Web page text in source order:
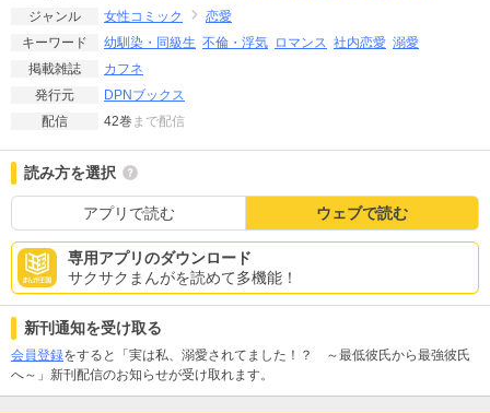
ジャンル 女性コミック
恋愛
キーワード
幼馴染・同級生 不倫・浮気 ロマンス 社内恋愛 溺愛
掲載雑誌
カフネ
発行元
DPNブックス
配信
42巻 まで配信
読み方を選択
アプリで読む ウェブで読む
専用アプリのダウンロード
サクサクまんがを読めて多機能！
新刊通知を受け取る
会員登録をすると「実は私、溺愛されてました！？ ～最低彼氏から最強彼氏
へ～」新刊配信のお知らせが受け取れます。